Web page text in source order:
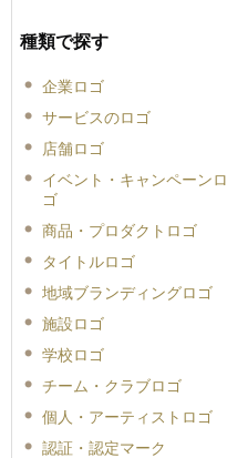
種類で探す
企業ロゴ
サービスのロゴ
店舗ロゴ
イベント・キャンペーンロ
ゴ
商品・プロダクトロゴ
タイトルロゴ
地域ブランディングロゴ
施設ロゴ
学校ロゴ
チーム・クラブロゴ
個人・アーティストロゴ
認証・認定マーク